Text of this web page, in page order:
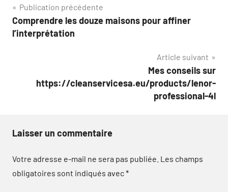
Navigation
de
Publication précédente
Comprendre les douze maisons pour affiner
l’interprétation
Article suivant
Mes conseils sur
https://cleanservicesa.eu/products/lenor-
professional-4l
Laisser un commentaire
Votre adresse e-mail ne sera pas publiée. Les champs
obligatoires sont indiqués avec*